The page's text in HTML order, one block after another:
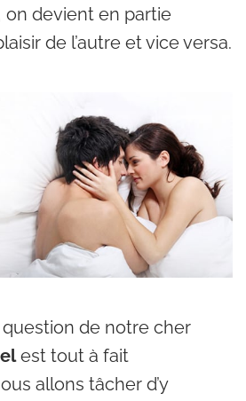
on devient en partie
de l’autre et vice versa.
de notre cher
est tout à fait
allons tâcher d’y